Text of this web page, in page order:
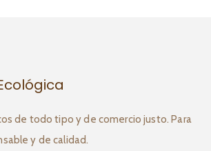
de todo tipo y de comercio justo. Para
y de calidad.